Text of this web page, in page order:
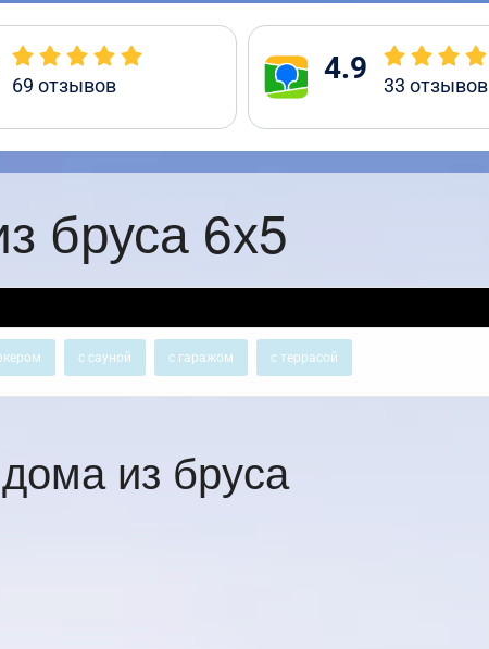
69 отзывов 4.9 33 отзывов
бруса 6х5
с сауной с гаражом с террасой
из бруса